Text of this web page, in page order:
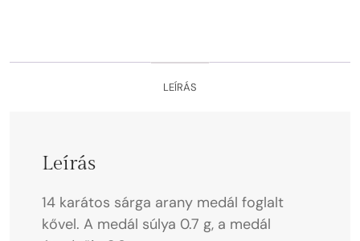
LEÍRÁS
Leírás
14 karátos sárga arany medál foglalt
kővel. A medál súlya 0.7 g, a medál